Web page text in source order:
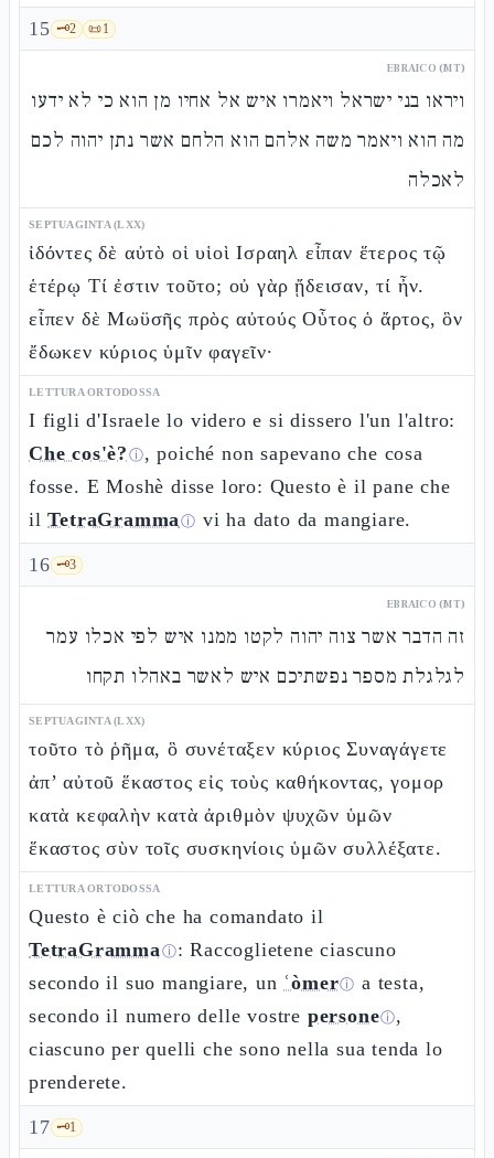
15 🗝️2 📜1
EBRAICO (MT)
ויראו בני ישראל ויאמרו איש אל אחיו מן הוא כי לא ידעו
מה הוא ויאמר משה אלהם הוא הלחם אשר נתן יהוה לכם
לאכלה
SEPTUAGINTA (LXX)
ἰδόντες δὲ αὐτὸ οἱ υἱοὶ Ισραηλ εἶπαν ἕτερος τῷ
ἑτέρῳ Τί ἐστιν τοῦτο; οὐ γὰρ ᾔδεισαν, τί ἦν.
εἶπεν δὲ Μωϋσῆς πρὸς αὐτούς Οὗτος ὁ ἄρτος, ὃν
ἔδωκεν κύριος ὑμῖν φαγεῖν·
LETTURA ORTODOSSA
I figli d'Israele lo videro e si dissero l'un l'altro:
Che cos'è? ⓘ, poiché non sapevano che cosa
fosse. E Moshè disse loro: Questo è il pane che
ilTetraGrammaⓘ vi ha dato da mangiare.
16 🗝️3
EBRAICO (MT)
זה הדבר אשר צוה יהוה לקטו ממנו איש לפי אכלו עמר
לגלגלת מספר נפשתיכם איש לאשר באהלו תקחו
SEPTUAGINTA (LXX)
τοῦτο τὸ ῥῆμα, ὃ συνέταξεν κύριος Συναγάγετε
ἀπ’ αὐτοῦ ἕκαστος εἰς τοὺς καθήκοντας, γομορ
κατὰ κεφαλὴν κατὰ ἀριθμὸν ψυχῶν ὑμῶν
ἕκαστος σὺν τοῖς συσκηνίοις ὑμῶν συλλέξατε.
LETTURA ORTODOSSA
Questo è ciò che ha comandato il
TetraGrammaⓘ: Raccoglietene ciascuno
secondo il suo mangiare, un ʿòmerⓘ a testa,
secondo il numero delle vostre personeⓘ,
ciascuno per quelli che sono nella sua tenda lo
prenderete.
17 🗝️1